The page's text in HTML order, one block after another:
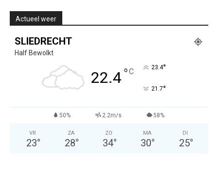
Actueel weer
SLIEDRECHT
Half Bewolkt
22.4°C 23.4°
21.7°
50% 2.2m/s 58%
VR
23°
ZA
28°
ZO
34°
MA
30°
DI
25°